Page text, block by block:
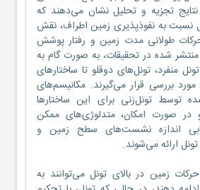
تجزیه و تحلیل نشان می‌دهند که
به نفوذپذیری زمین اطراف، نقش
طولانی مدت زمین و رفتار پوشش
منتشر شده در تحقیقات، به صورت گام به
منفرد، تونل‌های دوقلو تا ساختارهای
بررسی قرار می‌گیرند. مکانیسم‌های
توسط تونل‌زنی برای این ساختارها
در صورت امکان، متدلوژی‌های ممکن
اندازه نشست‌های سطح زمین و
ارائه می‌شوند.
زمین در بالای تونل می‌توانند به